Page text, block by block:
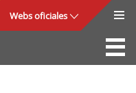
Webs oficiales
La Sede